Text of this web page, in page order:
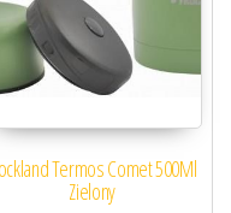
Termos Comet 500Ml
Zielony